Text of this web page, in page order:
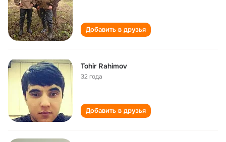
Добавить в друзья
Tohir Rahimov
32 года
Добавить в друзья